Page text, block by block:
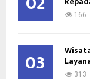
166
03 313